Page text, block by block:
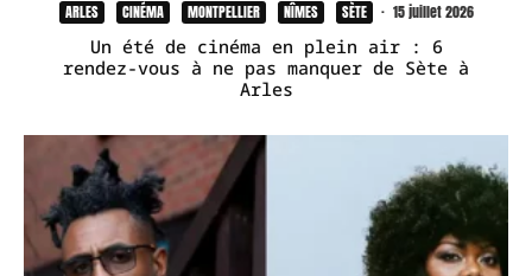
ARLES CINÉMA MONTPELLIER NÎMES SÈTE · 15 juillet 2026
Un été de cinéma en plein air : 6
rendez-vous à ne pas manquer de Sète à
Arles